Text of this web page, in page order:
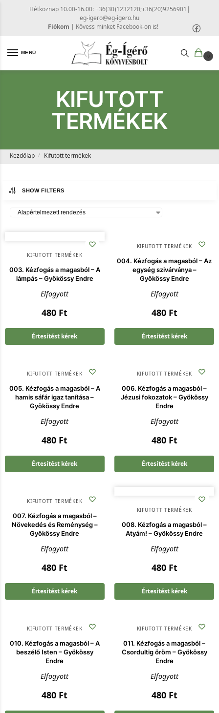
Hétköznap 10.00-16.00: +36(30)1232120;+36(20)9256901 |
eg-igero@eg-igero.hu
Fiókom | Kövess minket Facebook-on is!
MENÜ
0
KIFUTOTT
TERMÉKEK
Kezdőlap / Kifutott termékek
SHOW FILTERS
KIFUTOTT TERMÉKEK
003. Kézfogás a magasból – A
lámpás – Gyökössy Endre
Elfogyott
480 Ft
Értesítést kérek
KIFUTOTT TERMÉKEK
004. Kézfogás a magasból – Az
egység szivárványa –
Gyökössy Endre
Elfogyott
480 Ft
Értesítést kérek
KIFUTOTT TERMÉKEK
005. Kézfogás a magasból – A
hamis sáfár igaz tanítása –
Gyökössy Endre
Elfogyott
480 Ft
Értesítést kérek
KIFUTOTT TERMÉKEK
006. Kézfogás a magasból –
Jézusi fokozatok – Gyökössy
Endre
Elfogyott
480 Ft
Értesítést kérek
KIFUTOTT TERMÉKEK
007. Kézfogás a magasból –
Növekedés és Reménység –
Gyökössy Endre
Elfogyott
480 Ft
Értesítést kérek
KIFUTOTT TERMÉKEK
008. Kézfogás a magasból –
Atyám! – Gyökössy Endre
Elfogyott
480 Ft
Értesítést kérek
KIFUTOTT TERMÉKEK
010. Kézfogás a magasból – A
beszélő Isten – Gyökössy
Endre
Elfogyott
480 Ft
KIFUTOTT TERMÉKEK
011. Kézfogás a magasból –
Csordultig öröm – Gyökössy
Endre
Elfogyott
480 Ft